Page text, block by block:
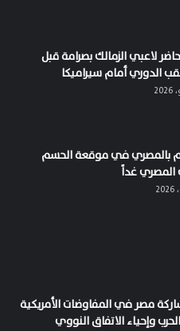
لاعبي الزمالك بصرامة قبل
الدوري أمام سيراميكا
بالمصري في موقعة الحسم
المصري غداً
مصر في المفاوضات الأمريكية
وإحياء الاتفاق النووي